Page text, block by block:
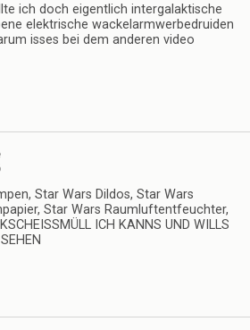
ich doch eigentlich intergalaktische
elektrische wackelarmwerbedruiden
isses bei dem anderen video
Star Wars Dildos, Star Wars
Star Wars Raumluftentfeuchter,
ICH KANNS UND WILLS